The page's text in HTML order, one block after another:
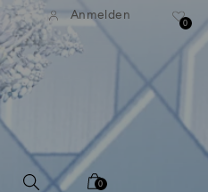
Kostenloser Standardversand
Anmelden
0
0